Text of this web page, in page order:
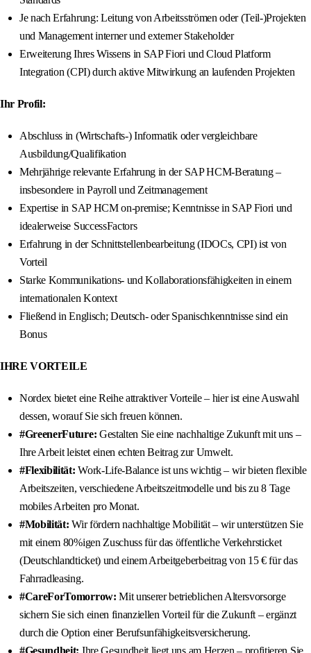
Je nach Erfahrung: Leitung von Arbeitsströmen oder (Teil-)Projekten
und Management interner und externer Stakeholder
Erweiterung Ihres Wissens in SAP Fiori und Cloud Platform
Integration (CPI) durch aktive Mitwirkung an laufenden Projekten
Ihr Profil:
Abschluss in (Wirtschafts-) Informatik oder vergleichbare
Ausbildung/Qualifikation
Mehrjährige relevante Erfahrung in der SAP HCM-Beratung –
insbesondere in Payroll und Zeitmanagement
Expertise in SAP HCM on-premise; Kenntnisse in SAP Fiori und
idealerweise SuccessFactors
Erfahrung in der Schnittstellenbearbeitung (IDOCs, CPI) ist von
Vorteil
Starke Kommunikations- und Kollaborationsfähigkeiten in einem
internationalen Kontext
Fließend in Englisch; Deutsch- oder Spanischkenntnisse sind ein
Bonus
IHRE VORTEILE
Nordex bietet eine Reihe attraktiver Vorteile – hier ist eine Auswahl
dessen, worauf Sie sich freuen können.
#GreenerFuture: Gestalten Sie eine nachhaltige Zukunft mit uns –
Ihre Arbeit leistet einen echten Beitrag zur Umwelt.
#Flexibilität: Work-Life-Balance ist uns wichtig – wir bieten flexible
Arbeitszeiten, verschiedene Arbeitszeitmodelle und bis zu 8 Tage
mobiles Arbeiten pro Monat.
#Mobilität: Wir fördern nachhaltige Mobilität – wir unterstützen Sie
mit einem 80%igen Zuschuss für das öffentliche Verkehrsticket
(Deutschlandticket) und einem Arbeitgeberbeitrag von 15 € für das
Fahrradleasing.
#CareForTomorrow: Mit unserer betrieblichen Altersvorsorge
sichern Sie sich einen finanziellen Vorteil für die Zukunft – ergänzt
durch die Option einer Berufsunfähigkeitsversicherung.